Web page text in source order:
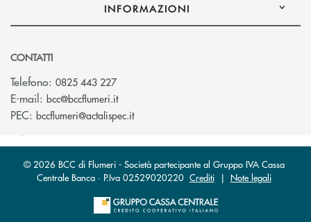
INFORMAZIONI
CONTATTI
Telefono: 0825 443 227
E-mail: bcc@bccflumeri.it(si apre l’app di posta elettronica)
PEC: bccflumeri@actalispec.it(si apre l’app di posta elettronica)
© 2026 BCC di Flumeri - Società partecipante al Gruppo IVA Cassa
Centrale Banca · P.Iva 02529020220 Crediti| Note legali